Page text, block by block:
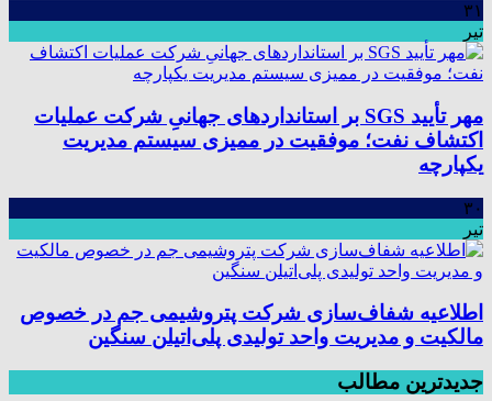
۳۱
تیر
مهر تأیید SGS بر استانداردهای جهانیِ شرکت عملیات
اکتشاف نفت؛ موفقیت در ممیزی سیستم مدیریت
یکپارچه
۳۰
تیر
اطلاعیه شفاف‌سازی شرکت پتروشیمی جم در خصوص
مالکیت و مدیریت واحد تولیدی پلی‌اتیلن سنگین
جدیدترین مطالب